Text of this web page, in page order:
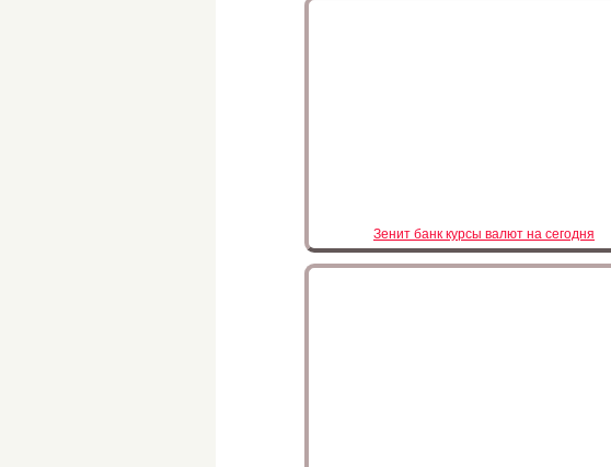
Зенит банк курсы валют на сегодня